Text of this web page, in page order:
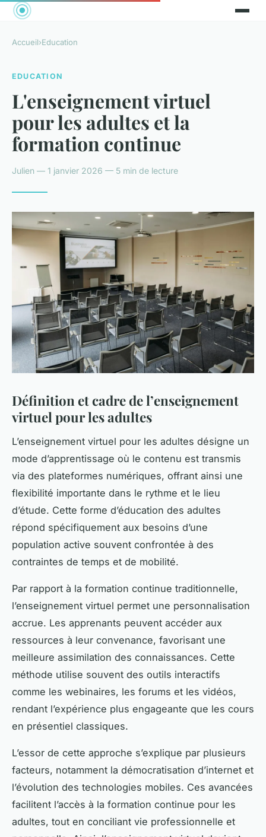
Accueil›Education
EDUCATION
L'enseignement virtuel
pour les adultes et la
formation continue
Julien — 1 janvier 2026 — 5 min de lecture
Définition et cadre de l’enseignement
virtuel pour les adultes
L’enseignement virtuel pour les adultes désigne un
mode d’apprentissage où le contenu est transmis
via des plateformes numériques, offrant ainsi une
flexibilité importante dans le rythme et le lieu
d’étude. Cette forme d’éducation des adultes
répond spécifiquement aux besoins d’une
population active souvent confrontée à des
contraintes de temps et de mobilité.
Par rapport à la formation continue traditionnelle,
l’enseignement virtuel permet une personnalisation
accrue. Les apprenants peuvent accéder aux
ressources à leur convenance, favorisant une
meilleure assimilation des connaissances. Cette
méthode utilise souvent des outils interactifs
comme les webinaires, les forums et les vidéos,
rendant l’expérience plus engageante que les cours
en présentiel classiques.
L’essor de cette approche s’explique par plusieurs
facteurs, notamment la démocratisation d’internet et
l’évolution des technologies mobiles. Ces avancées
facilitent l’accès à la formation continue pour les
adultes, tout en conciliant vie professionnelle et